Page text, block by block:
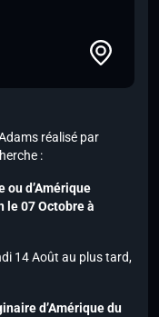
réalisé par
:
ou d’Amérique
le 07 Octobre à
14 Août au plus tard,
d’Amérique du